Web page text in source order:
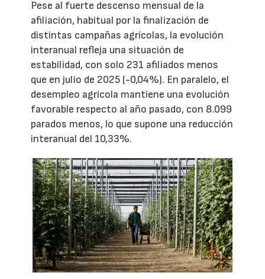
Pese al fuerte descenso mensual de la
afiliación, habitual por la finalización de
distintas campañas agrícolas, la evolución
interanual refleja una situación de
estabilidad, con solo 231 afiliados menos
que en julio de 2025 (-0,04%). En paralelo, el
desempleo agrícola mantiene una evolución
favorable respecto al año pasado, con 8.099
parados menos, lo que supone una reducción
interanual del 10,33%.